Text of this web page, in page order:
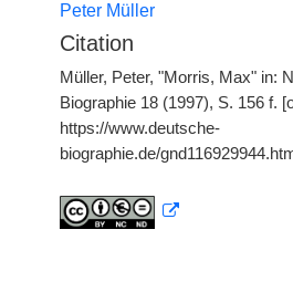
Peter Müller
Citation
Müller, Peter, "Morris, Max" in:
Biographie 18 (1997), S. 156 f.
https://www.deutsche-
biographie.de/